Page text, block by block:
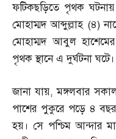
ফটিকছড়িতে পৃথক
মোহাম্মদ আব্দুল্লাহ (৪)
মোহাম্মদ আবুল হাশেমের
পৃথক স্থানে এ দুর্ঘটনা ঘটে।
জানা যায়,মঙ্গলবার
পাশের পুকুরে পড়ে ৪ বছর
হয়। সে পশ্চিম আন্দার